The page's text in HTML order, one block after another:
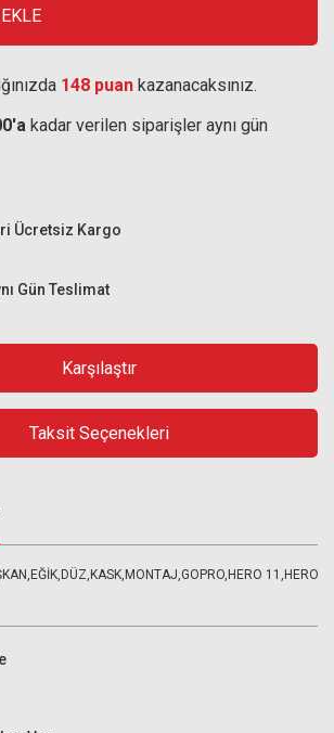
148 puan kazanacaksınız.
kadar verilen siparişler aynı gün
Gün Teslimat
Ücretsiz Kargo
Karşılaştır
Taksit Seçenekleri
11,HERO